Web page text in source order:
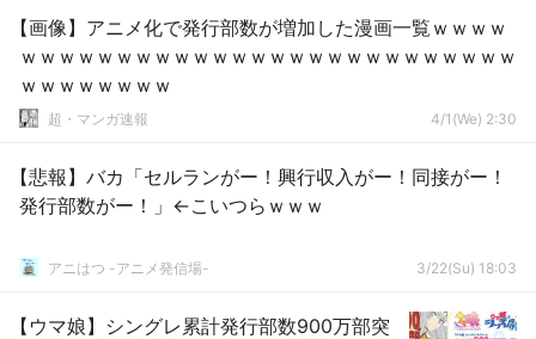
【画像】アニメ化で発行部数が増加した漫画一覧ｗｗｗｗ
ｗｗｗｗｗｗｗｗｗｗｗｗｗｗｗｗｗｗｗｗｗｗｗｗｗｗ
ｗｗｗｗｗｗｗｗ
超・マンガ速報 4/1(We) 2:30
【悲報】バカ「セルランがー！興行収入がー！同接がー！
発行部数がー！」←こいつらｗｗｗ
アニはつ -アニメ発信場- 3/22(Su) 18:03
【ウマ娘】シングレ累計発行部数900万部突